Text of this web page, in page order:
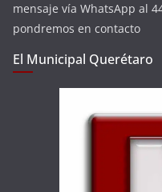
mensaje vía WhatsApp al
pondremos en contacto
El Municipal Querétaro